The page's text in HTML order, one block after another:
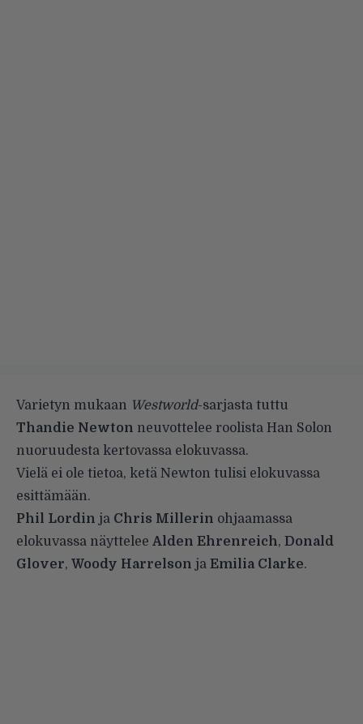
Varietyn mukaan Westworld-sarjasta tuttu
Thandie Newton neuvottelee roolista Han Solon
nuoruudesta kertovassa elokuvassa.
Vielä ei ole tietoa, ketä Newton tulisi elokuvassa
esittämään.
Phil Lordin ja Chris Millerin ohjaamassa
elokuvassa näyttelee Alden Ehrenreich, Donald
Glover, Woody Harrelson ja Emilia Clarke.